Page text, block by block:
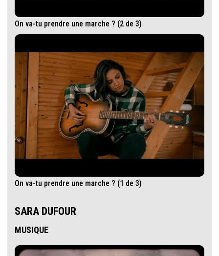
On va-tu prendre une marche ? (2 de 3)
On va-tu prendre une marche ? (1 de 3)
SARA DUFOUR
MUSIQUE